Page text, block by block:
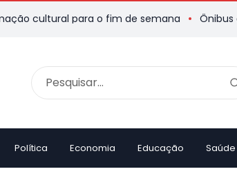
para o fim de semana Ônibus de
Política Economia Educação Saúde